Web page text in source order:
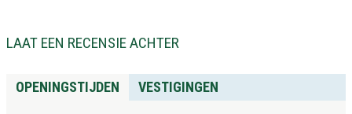
LAAT EEN RECENSIE ACHTER
OPENINGSTIJDEN VESTIGINGEN